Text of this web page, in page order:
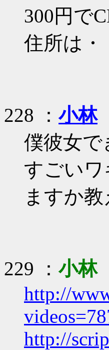
300円で
住所は・
228 ：小林
僕彼女
すごい
ますか
229 ：小林
http://
http://